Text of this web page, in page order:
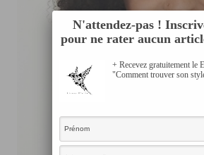
N'attendez-pas !
pour ne rater aucun
+ Recevez gratuitement le
"Comment trouver son